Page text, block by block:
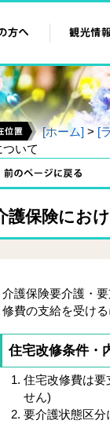
[ホーム] > [
ついて
護保険にお
介護保険要介護・
修費の支給を受け
住宅改修条件・
住宅改修費は要
せん)
要介護状態区分